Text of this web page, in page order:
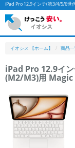
iPad Pro 12.9インチ(第3/4/5/6世
イオシス 【ホーム】 商品
iPad Pro 12.9イ
(M2/M3)用 Magic
かんた
フリーワード
除外ワード